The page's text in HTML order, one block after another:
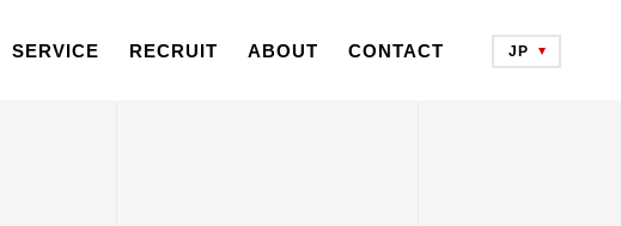
SERVICE RECRUIT ABOUT CONTACT JP